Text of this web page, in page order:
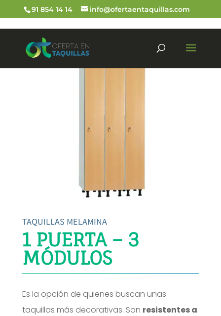
91 854 14 14 info@ofertaentaquillas.com
TAQUILLAS MELAMINA
1 PUERTA – 3
MÓDULOS
Es la opción de quienes buscan unas
taquillas más decorativas. Son resistentes a